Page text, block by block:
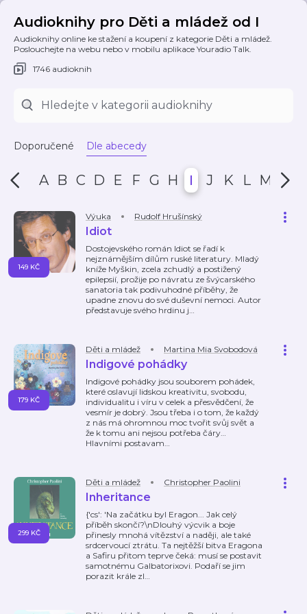
Audioknihy pro Děti a mládež od I
Audioknihy online ke stažení a koupení z kategorie Děti a mládež.
Poslouchejte na webu nebo v mobilu aplikace Youradio Talk.
1746 audioknih
Doporučené Dle abecedy
A B C D E F G H I J K L M N
Výuka Rudolf Hrušínský
Idiot
Dostojevského román Idiot se řadí k
nejznámějším dílům ruské literatury. Mladý
kníže Myškin, zcela zchudlý a postižený
epilepsií, prožije po návratu ze švýcarského
sanatoria tak podivuhodné příběhy, že
upadne znovu do své duševní nemoci. Autor
představuje svého hrdinu j…
149 KČ
Děti a mládež Martina Mia Svobodová
Indigové pohádky
Indigové pohádky jsou souborem pohádek,
které oslavují lidskou kreativitu, svobodu,
individualitu i víru v celek a přesvědčení, že
vesmír je dobrý. Jsou třeba i o tom, že každý
z nás má ohromnou moc tvořit svůj svět a
že k tomu ani nejsou potřeba čáry…
Hlavními postavam…
179 KČ
Děti a mládež Christopher Paolini
Inheritance
{'cs': 'Na začátku byl Eragon... Jak celý
příběh skončí?\nDlouhý výcvik a boje
přinesly mnohá vítězství a naději, ale také
srdcervoucí ztrátu. Ta nejtěžší bitva Eragona
a Safiru přitom teprve čeká: musí se postavit
samotnému Galbatorixovi. Podaří se jim
porazit krále zl…
299 KČ